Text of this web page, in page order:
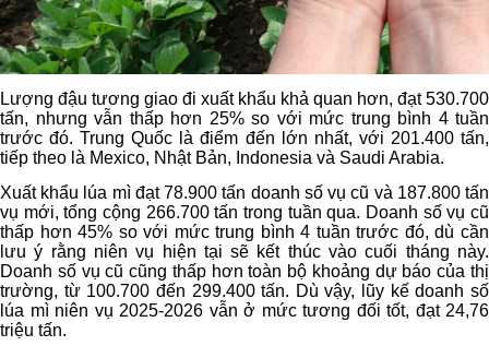
Lượng đậu tương giao đi xuất khẩu khả quan hơn, đạt 530.700
tấn, nhưng vẫn thấp hơn 25% so với mức trung bình 4 tuần
trước đó. Trung Quốc là điểm đến lớn nhất, với 201.400 tấn,
tiếp theo là Mexico, Nhật Bản, Indonesia và Saudi Arabia.
Xuất khẩu lúa mì đạt 78.900 tấn doanh số vụ cũ và 187.800 tấn
vụ mới, tổng cộng 266.700 tấn trong tuần qua. Doanh số vụ cũ
thấp hơn 45% so với mức trung bình 4 tuần trước đó, dù cần
lưu ý rằng niên vụ hiện tại sẽ kết thúc vào cuối tháng này.
Doanh số vụ cũ cũng thấp hơn toàn bộ khoảng dự báo của thị
trường, từ 100.700 đến 299.400 tấn. Dù vậy, lũy kế doanh số
lúa mì niên vụ 2025-2026 vẫn ở mức tương đối tốt, đạt 24,76
triệu tấn.